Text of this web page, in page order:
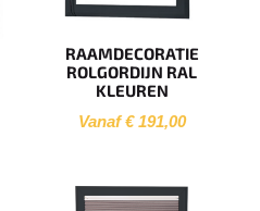
RAAMDECORATIE
ROLGORDIJN RAL
KLEUREN
Vanaf € 191,00